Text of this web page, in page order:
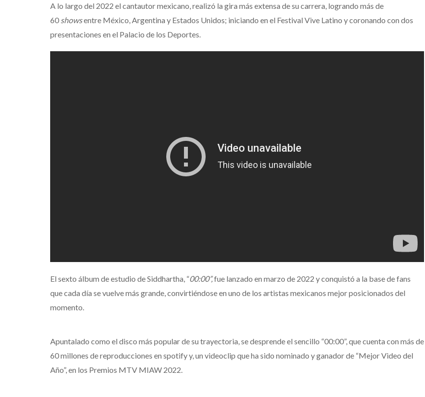
A lo largo del 2022 el cantautor mexicano, realizó la gira más extensa de su carrera, logrando más de
60 showsentre México, Argentina y Estados Unidos; iniciando en el Festival Vive Latino y coronando con dos
presentaciones en el Palacio de los Deportes.
El sexto álbum de estudio de Siddhartha, “00:00”,fue lanzado en marzo de 2022 y conquistó a la base de fans
que cada día se vuelve más grande, convirtiéndose en uno de los artistas mexicanos mejor posicionados del
momento.
Apuntalado como el disco más popular de su trayectoria, se desprende el sencillo “00:00”, que cuenta con más de
60 millones de reproducciones en spotify y, un videoclip que ha sido nominado y ganador de “Mejor Video del
Año”, en los Premios MTV MIAW 2022.